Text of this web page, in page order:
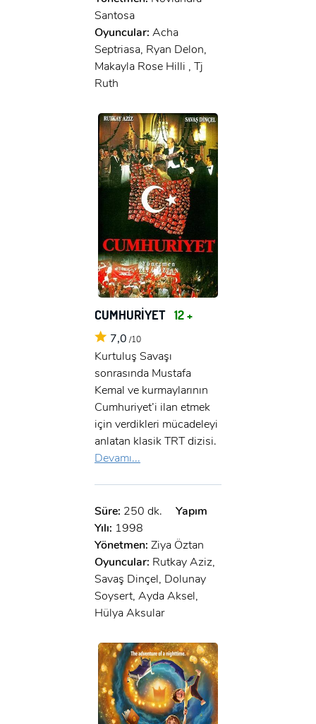
Santosa
Oyuncular: Acha
Septriasa, Ryan Delon,
Makayla Rose Hilli , Tj
Ruth
CUMHURİYET 12 +
7,0 /10
Kurtuluş Savaşı
sonrasında Mustafa
Kemal ve kurmaylarının
Cumhuriyet’i ilan etmek
için verdikleri mücadeleyi
anlatan klasik TRT dizisi.
Devamı...
Süre: 250 dk.
Yapım
Yılı: 1998
Yönetmen: Ziya Öztan
Oyuncular: Rutkay Aziz,
Savaş Dinçel, Dolunay
Soysert, Ayda Aksel,
Hülya Aksular